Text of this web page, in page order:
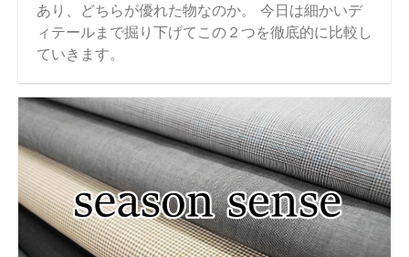
あり、どちらが優れた物なのか。 今日は細かいデ
ィテールまで掘り下げてこの２つを徹底的に比較し
ていきます。